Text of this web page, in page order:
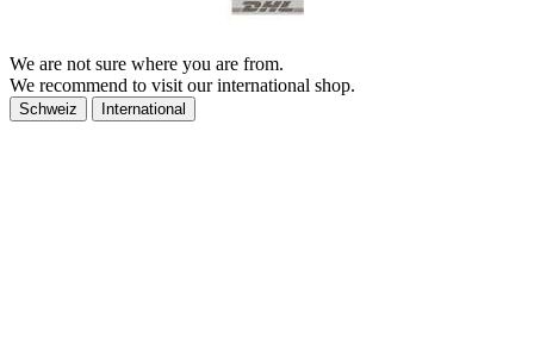
We are not sure where you are from.
We recommend to visit our international shop.
Schweiz International